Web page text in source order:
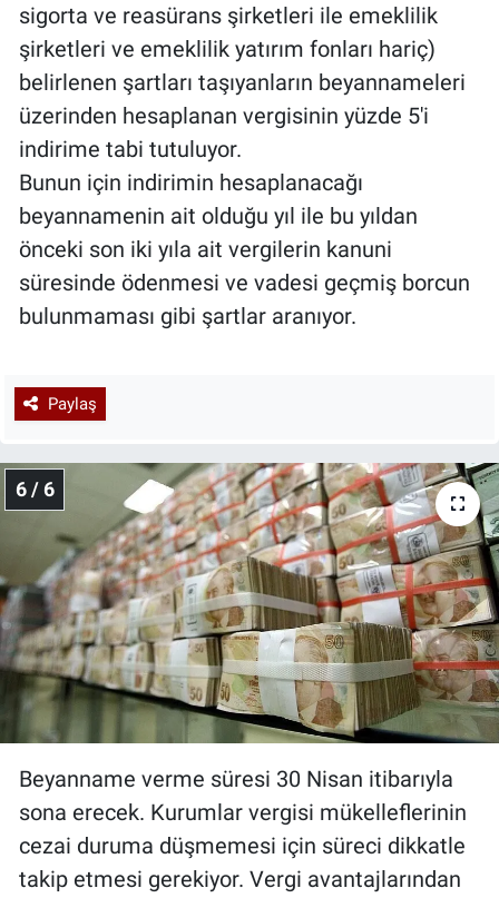
sigorta ve reasürans şirketleri ile emeklilik
şirketleri ve emeklilik yatırım fonları hariç)
belirlenen şartları taşıyanların beyannameleri
üzerinden hesaplanan vergisinin yüzde 5'i
indirime tabi tutuluyor.
Bunun için indirimin hesaplanacağı
beyannamenin ait olduğu yıl ile bu yıldan
önceki son iki yıla ait vergilerin kanuni
süresinde ödenmesi ve vadesi geçmiş borcun
bulunmaması gibi şartlar aranıyor.
Paylaş
6 / 6
Beyanname verme süresi 30 Nisan itibarıyla
sona erecek. Kurumlar vergisi mükelleflerinin
cezai duruma düşmemesi için süreci dikkatle
takip etmesi gerekiyor. Vergi avantajlarından